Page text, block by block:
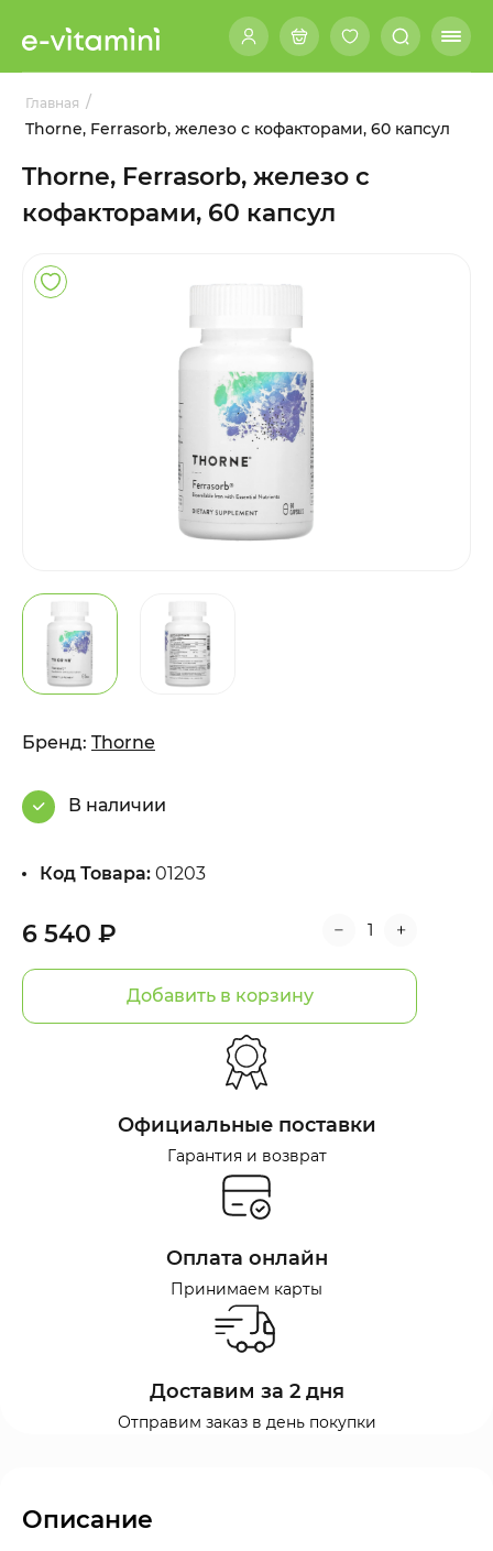
Главная /
Thorne, Ferrasorb, железо с кофакторами, 60 капсул
Thorne, Ferrasorb, железо с
кофакторами, 60 капсул
6 540 ₽
Добавить в корзину
Бренд: Thorne
В наличии
Код Товара: 01203
Официальные поставки
Гарантия и возврат
Оплата онлайн
Принимаем карты
Доставим за 2 дня
Отправим заказ в день покупки
Описание